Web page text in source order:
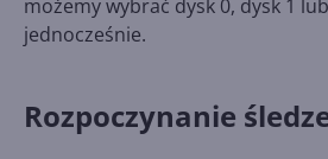
możemy wybrać dysk 0, dysk 1
jednocześnie.
Rozpoczynanie